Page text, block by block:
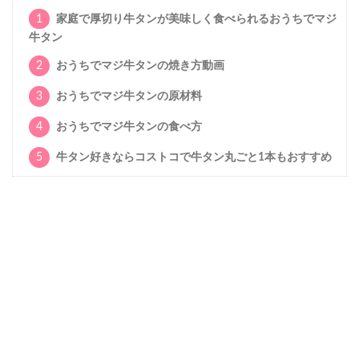
1
家庭で厚切り牛タンが美味しく食べられるおうちでマジ
牛タン
2 おうちでマジ牛タンの焼き方動画
3 おうちでマジ牛タンの原材料
4 おうちでマジ牛タンの食べ方
5 牛タン好きならコストコで牛タン丸ごと1本もおすすめ